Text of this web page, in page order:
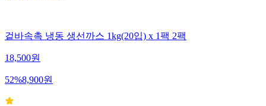
겉바속촉 냉동 생선까스 1kg(20입) x 1팩 2팩
18,500원
52%8,900원